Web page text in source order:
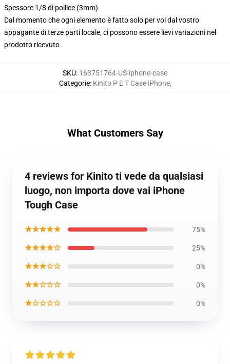
Spessore 1/8 di pollice (3mm)
Dal momento che ogni elemento è fatto solo per voi dal vostro
appagante di terze parti locale, ci possono essere lievi variazioni nel
prodotto ricevuto
SKU: 163751764-US-iphone-case
Categorie: Kinito P E T Case iPhone,
What Customers Say
4 reviews for Kinito ti vede da qualsiasi
luogo, non importa dove vai iPhone
Tough Case
★★★★★ 75%
★★★★☆ 25%
★★★☆☆ 0%
★★☆☆☆ 0%
★☆☆☆☆ 0%